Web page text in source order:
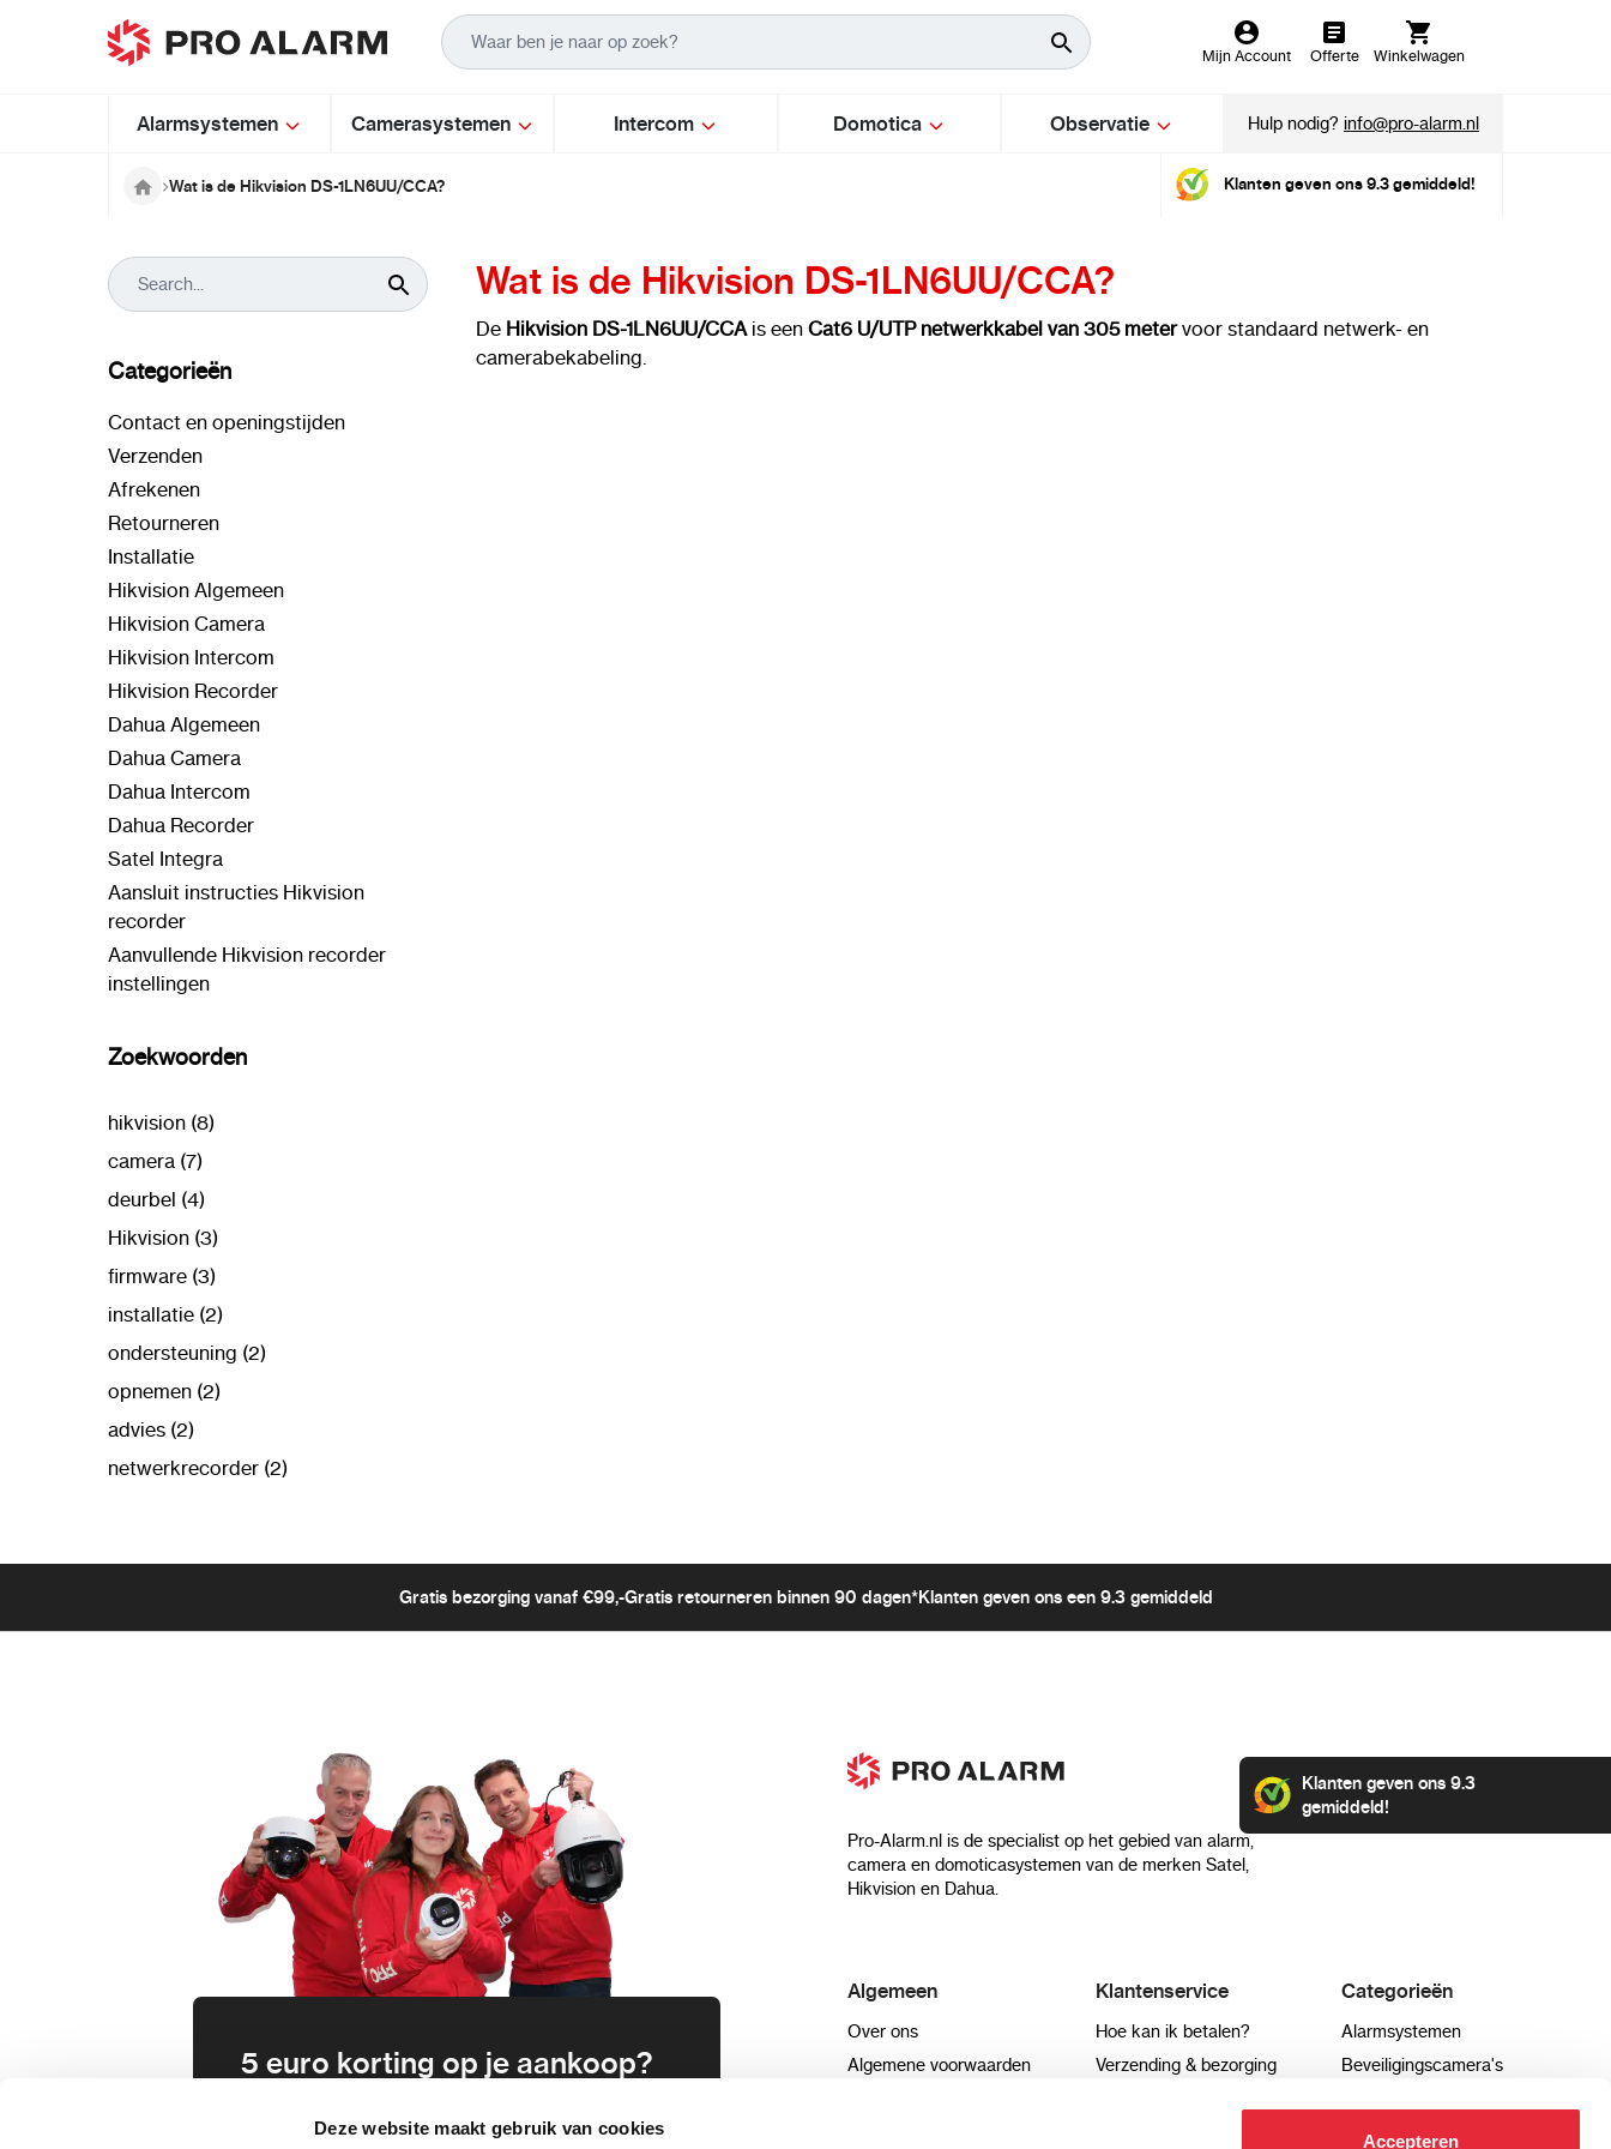
Deze website maakt gebruik van cookies
Accepteren
Ga naar de inhoud
Mijn Account Offerte Winkelwagen
Alarmsystemen Camerasystemen Intercom Domotica Observatie Hulp nodig?info@pro-alarm.nl
Wat is de Hikvision DS-1LN6UU/CCA? Klanten geven ons 9.3 gemiddeld!
Wat is de Hikvision DS-1LN6UU/CCA?
De Hikvision DS-1LN6UU/CCAis een Cat6 U/UTP netwerkkabel van 305 metervoor standaard netwerk- en
camerabekabeling.
Categorieën
Contact en openingstijden
Verzenden
Afrekenen
Retourneren
Installatie
Hikvision Algemeen
Hikvision Camera
Hikvision Intercom
Hikvision Recorder
Dahua Algemeen
Dahua Camera
Dahua Intercom
Dahua Recorder
Satel Integra
Aansluit instructies Hikvision
recorder
Aanvullende Hikvision recorder
instellingen
Zoekwoorden
hikvision (8)
camera (7)
deurbel (4)
Hikvision (3)
firmware (3)
installatie (2)
ondersteuning (2)
opnemen (2)
advies (2)
netwerkrecorder (2)
Gratis bezorging vanaf €99,-Gratis retourneren binnen 90 dagen*Klanten geven ons een 9.3 gemiddeld
5 euro korting op je aankoop?
Schrijf je direct in voor onze nieuwsbrief en
Pro-Alarm.nl is de specialist op het gebied van alarm,
camera en domoticasystemen van de merken Satel,
Hikvision en Dahua.
Klanten geven ons 9.3
gemiddeld!
Algemeen
Over ons
Algemene voorwaarden
Klantenservice
Hoe kan ik betalen?
Verzending & bezorging
Categorieën
Alarmsystemen
Beveiligingscamera's
Hikvision camera's